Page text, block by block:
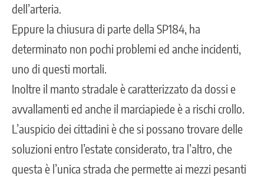
dell’arteria.
Eppure la chiusura di parte della SP184, ha
determinato non pochi problemi ed anche incidenti,
uno di questi mortali.
Inoltre il manto stradale è caratterizzato da dossi e
avvallamenti ed anche il marciapiede è a rischi crollo.
L’auspicio dei cittadini è che si possano trovare delle
soluzioni entro l’estate considerato, tra l’altro, che
questa è l’unica strada che permette ai mezzi pesanti